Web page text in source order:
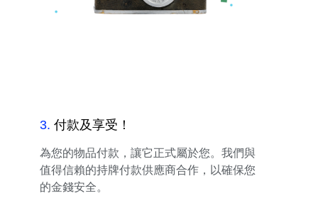
3. 付款及享受！
為您的物品付款，讓它正式屬於您。我們與
值得信賴的持牌付款供應商合作，以確保您
的金錢安全。